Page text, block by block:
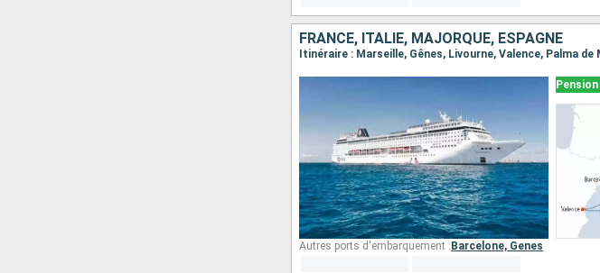
FRANCE, ITALIE, MAJORQUE, ESPAGNE
Itinéraire : Marseille, Gênes, Livourne, Valence, Palma
Autres ports d'embarquement : Barcelone, Genes